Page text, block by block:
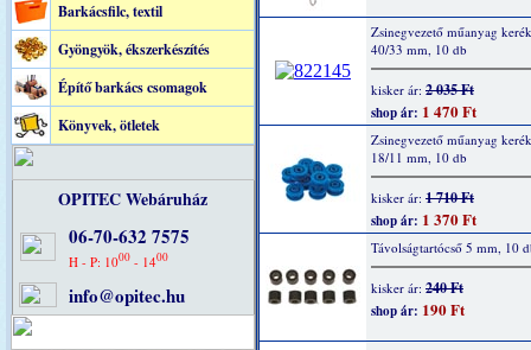
Barkácsfilc, textil
Gyöngyök, ékszerkészítés
Építő barkács csomagok
Könyvek, ötletek
OPITEC Webáruház
06-70-632 7575
H - P: 1000- 1400
info@opitec.hu
Zsinegvezető műanyag
40/33 mm, 10 db
kisker ár: 2 035 Ft
shop ár: 1 470 Ft
Zsinegvezető műanyag
18/11 mm, 10 db
kisker ár: 1 710 Ft
shop ár: 1 370 Ft
Távolságtartócső 5 mm, 10
kisker ár: 240 Ft
shop ár: 190 Ft